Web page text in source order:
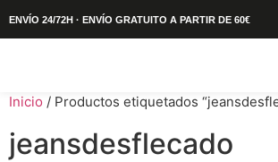
ENVÍO 24/72H · ENVÍO GRATUITO A PARTIR DE 60€
Inicio / Productos etiquetados
jeansdesflecado